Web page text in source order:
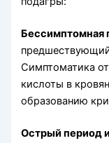
Бессимптомная
Симптоматика
кислоты в
образованию
Острый период